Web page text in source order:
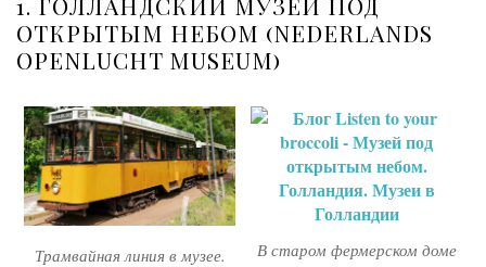
ОТКРЫТЫМ НЕБОМ (NEDERLANDS
OPENLUCHT MUSEUM)
Трамвайная линия в музее.
В старом фермерском доме